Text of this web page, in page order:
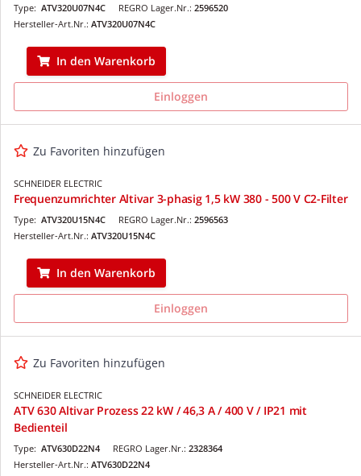
REGRO Lager.Nr.: 2596520
Type: ATV320U07N4C
Hersteller-Art.Nr.: ATV320U07N4C
In den Warenkorb
Einloggen
Zu Favoriten hinzufügen
SCHNEIDER ELECTRIC
Frequenzumrichter Altivar 3-phasig 1,5 kW 380 - 500 V C2-Filter
REGRO Lager.Nr.: 2596563
Type: ATV320U15N4C
Hersteller-Art.Nr.: ATV320U15N4C
In den Warenkorb
Einloggen
Zu Favoriten hinzufügen
SCHNEIDER ELECTRIC
ATV 630 Altivar Prozess 22 kW / 46,3 A / 400 V / IP21 mit
Bedienteil
REGRO Lager.Nr.: 2328364
Type: ATV630D22N4
Hersteller-Art.Nr.: ATV630D22N4